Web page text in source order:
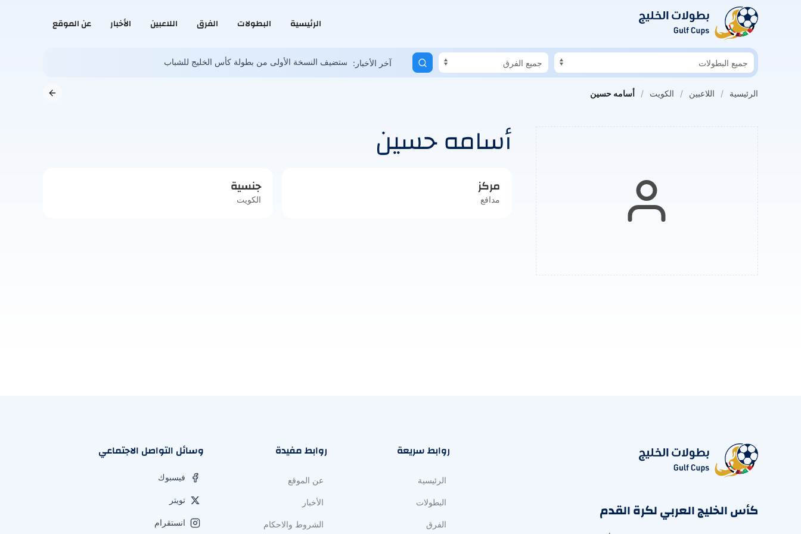
الرئيسية البطولات الفرق اللاعبين الأخبار عن الموقع
آخر الأخبار: السابق: الدوسري خاطر بفقدان بصره هلال المخيني في حوار لكووورة: الأندية العمانية تعاني.. وحلم المونديال ممكن السعودية تستضيف النسخة الأولى من بطولة كأس الخليج للشباب
الرئيسية اللاعبين الكويت أسامه حسين
أسامه حسين
مركز
مدافع
جنسية
الكويت
كأس الخليج العربي لكرة القدم
روابط سريعة
الرئيسية
البطولات
الفرق
روابط مفيدة
عن الموقع
الأخبار
الشروط والاحكام
وسائل التواصل الاجتماعي
فيسبوك
تويتر
انستقرام